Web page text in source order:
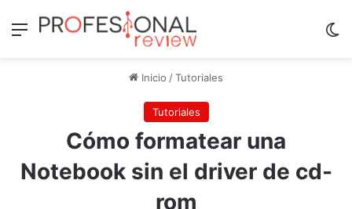
Menú
Inicio /Tutoriales
Tutoriales
Cómo formatear una
Notebook sin el driver de cd-
rom